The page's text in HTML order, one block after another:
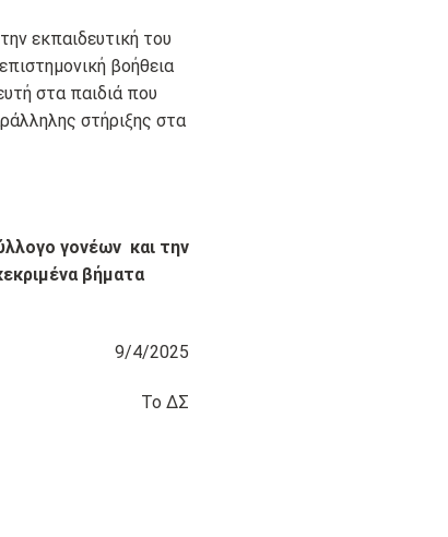
εκπαιδευτική του
βοήθεια
στα παιδιά που
στήριξης στα
γονέων και την
βήματα
9/4/2025
Το ΔΣ